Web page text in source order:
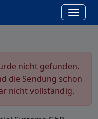
nicht gefunden.
die Sendung schon
nicht vollständig.